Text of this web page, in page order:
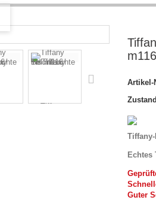
m116
Artikel-
Echtes
Guter